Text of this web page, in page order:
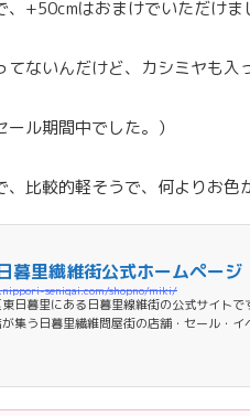
+50cmはおまけでいただけま
てないんだけど、カシミヤも
ル期間中でした。）
比較的軽そうで、何よりお色
暮里繊維街公式ホームページ
senigai.com/shopno/miki/
日暮里にある日暮里線維街の公式サイトで
集う日暮里繊維問屋街の店舗・セール・イ